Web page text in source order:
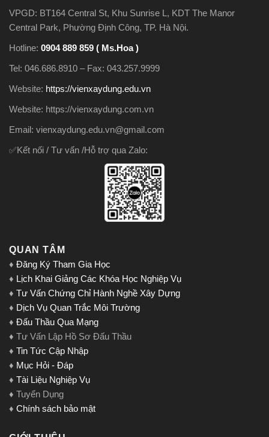
VPGD: BT164 Central St, Khu Sunrise L, KDT The Manor
Central Park, Phường Định Công, TP. Hà Nội.
Hotline: 0904 889 859 ( Ms.Hoa )
Tel: 046.686.8910 – Fax: 043.257.9999
Website: https://vienxaydung.edu.vn
Website: https://vienxaydung.com.vn
Email: vienxaydung.edu.vn@gmail.com
✅Kết nối / Tư vấn /Hỗ trợ qua Zalo:
QUAN TÂM
♦ Đăng Ký Tham Gia Học
♦ Lịch Khai Giảng Các Khóa Học Nghiệp Vụ
♦ Tư Vấn Chứng Chỉ Hành Nghề Xây Dựng
♦ Dịch Vụ Quan Trắc Môi Trường
♦ Đấu Thầu Qua Mạng
♦ Tư Vấn Lập Hồ Sơ Đấu Thầu
♦ Tin Tức Cập Nhập
♦ Mục Hỏi - Đáp
♦ Tài Liệu Nghiệp Vụ
♦ Tuyển Dụng
♦ Chính sách bảo mật